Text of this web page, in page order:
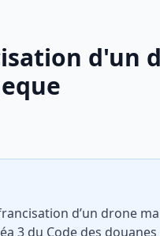
d'un
d’un drone
3 du Code des